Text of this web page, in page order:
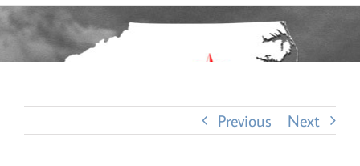
Previous Next